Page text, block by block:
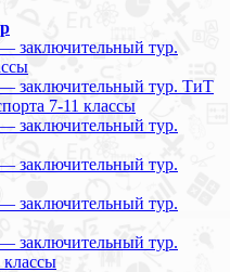
тур.
заключительный тур. ТиТ
7-11 классы
тур.
тур.
тур.
тур.
классы